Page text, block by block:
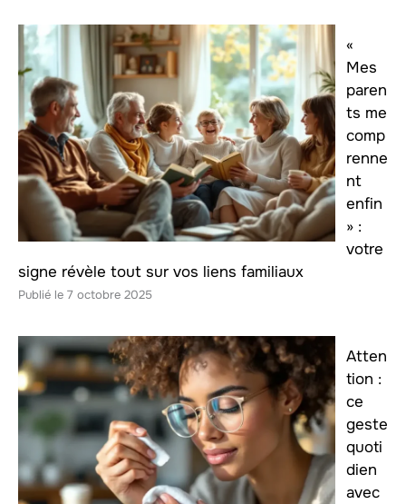
«
Mes
paren
ts me
comp
renne
nt
enfin
» :
votre
signe révèle tout sur vos liens familiaux
7 octobre 2025
Atten
tion :
ce
geste
quoti
dien
avec